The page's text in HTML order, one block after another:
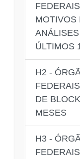
MOTIVOS
ÚLTIMOS
H2 -
DE
MESES
H3 -